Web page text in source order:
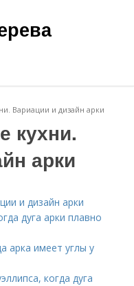
Вариации и дизайн арки
кухни.
арки
и дизайн арки
дуга арки плавно
арка имеет углы у
когда дуга